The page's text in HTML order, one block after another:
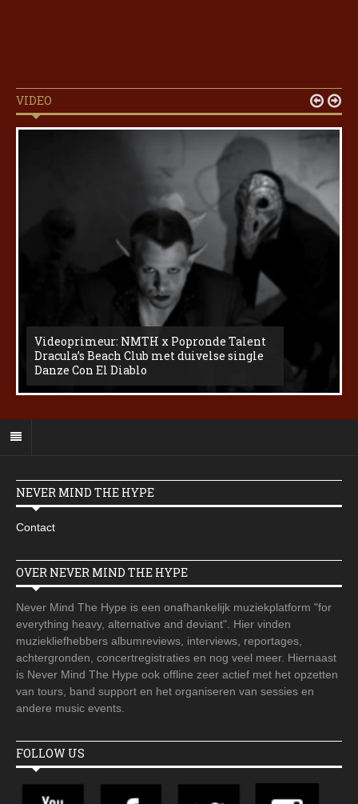
VIDEO
Videoprimeur: NMTH x Popronde Talent
Dracula’s Beach Club met duivelse single
Danze Con El Diablo
 
NEVER MIND THE HYPE
Contact
OVER NEVER MIND THE HYPE
Never Mind The Hype is een onafhankelijk muziekplatform "for
everything heavy, alternative and deviant". Hier vinden
muziekliefhebbers albumreviews, interviews, reportages,
achtergronden, concertregistraties en nog veel meer. Hiernaast
is Never Mind The Hype ook offline zeer actief met het opzetten
van tours, band support en het organiseren van sessies en
andere music events.
FOLLOW US